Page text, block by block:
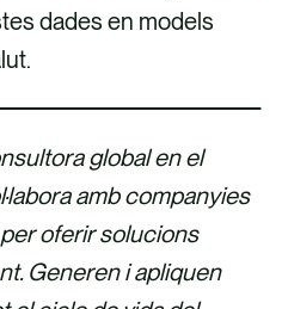
dades en models
global en el
amb companyies
oferir solucions
Generen i apliquen